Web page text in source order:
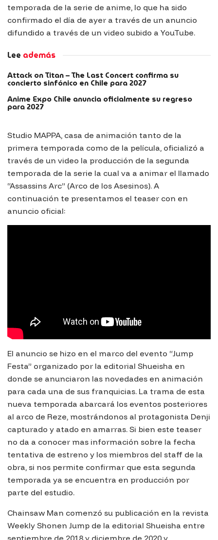
temporada de la serie de anime, lo que ha sido
confirmado el día de ayer a través de un anuncio
difundido a través de un video subido a YouTube.
Lee además
Attack on Titan – The Last Concert confirma su
concierto sinfónico en Chile para 2027
Anime Expo Chile anuncia oficialmente su regreso
para 2027
Studio MAPPA, casa de animación tanto de la
primera temporada como de la película, oficializó a
través de un video la producción de la segunda
temporada de la serie la cual va a animar el llamado
“Assassins Arc” (Arco de los Asesinos). A
continuación te presentamos el teaser con en
anuncio oficial:
El anuncio se hizo en el marco del evento “Jump
Festa” organizado por la editorial Shueisha en
donde se anunciaron las novedades en animación
para cada una de sus franquicias. La trama de esta
nueva temporada abarcará los eventos posteriores
al arco de Reze, mostrándonos al protagonista Denji
capturado y atado en amarras. Si bien este teaser
no da a conocer mas información sobre la fecha
tentativa de estreno y los miembros del staff de la
obra, si nos permite confirmar que esta segunda
temporada ya se encuentra en producción por
parte del estudio.
Chainsaw Man comenzó su publicación en la revista
Weekly Shonen Jump de la editorial Shueisha entre
septiembre de 2018 y diciembre de 2020 y